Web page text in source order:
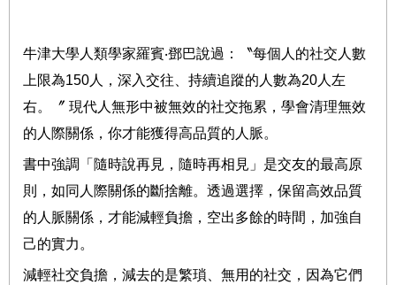
牛津大學人類學家羅賓‧鄧巴說過：〝每個人的社交人數
上限為150人，深入交往、持續追蹤的人數為20人左
右。〞 現代人無形中被無效的社交拖累，學會清理無效
的人際關係，你才能獲得高品質的人脈。
書中強調「隨時說再見，隨時再相見」是交友的最高原
則，如同人際關係的斷捨離。透過選擇，保留高效品質
的人脈關係，才能減輕負擔，空出多餘的時間，加強自
己的實力。
減輕社交負擔，減去的是繁瑣、無用的社交，因為它們